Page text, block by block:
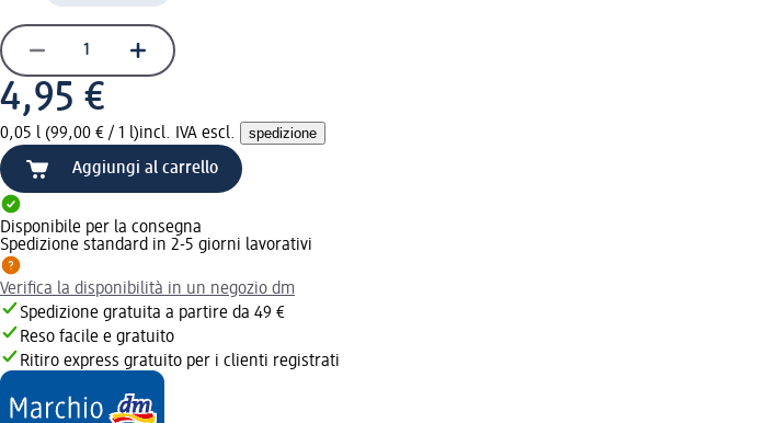
4,95 €
0,05 l (99,00 € / 1 l)incl. IVA escl. spedizione
Aggiungi al carrello
Disponibile per la consegna
Spedizione standard in 2-5 giorni lavorativi
Verifica la disponibilità in un negozio dm
Spedizione gratuita a partire da 49 €
Reso facile e gratuito
Ritiro express gratuito per i clienti registrati